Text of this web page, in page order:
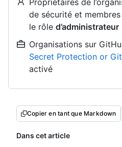
Propriétaires de
de sécurité et
le rôle d’administrateur
Organisations sur
Secret Protection or
activé
Copier en tant que Markdown
Dans cet article